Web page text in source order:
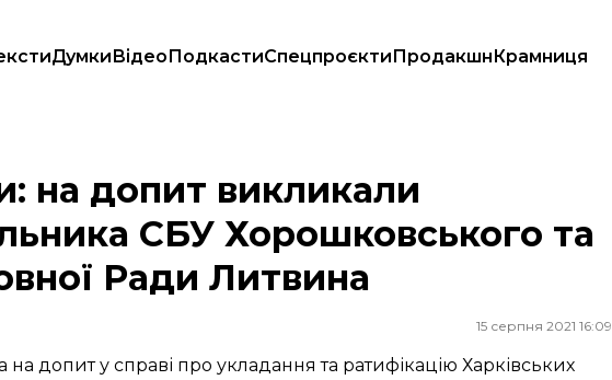
ДумкиВідеоПодкастиСпецпроєктиПродакшнКрамниця
очільника СБУ Хорошковського та ексголову Верховної Ради Литвина
на допит викликали
СБУ Хорошковського та
Ради Литвина
15 серпня 2021 16:09
допит у справі про укладання та ратифікацію Харківських